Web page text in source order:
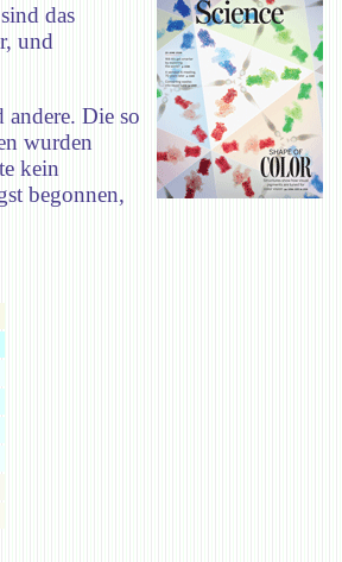
das
und
Die so
wurden
kein
begonnen,